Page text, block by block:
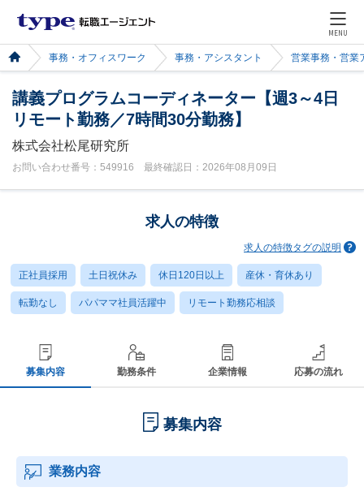
MENU
事務・オフィスワーク 事務・アシスタント 営業事務・営業
講義プログラムコーディネーター【週3～4日
リモート勤務／7時間30分勤務】
株式会社松尾研究所
お問い合わせ番号：549916 最終確認日：2026年08月09日
求人の特徴
求人の特徴タグの説明
正社員採用 土日祝休み 休日120日以上 産休・育休あり
転勤なし パパママ社員活躍中 リモート勤務応相談
募集内容 勤務条件 企業情報 応募の流れ
募集内容
業務内容